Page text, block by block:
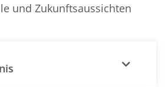
und Zukunftsaussichten